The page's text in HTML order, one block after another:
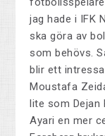
jag hade i IFK
ska göra av
som behövs.
blir ett
Moustafa
lite som Dejan
Ayari en mer